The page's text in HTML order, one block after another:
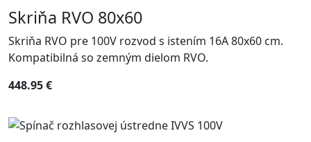
Skriňa RVO 80x60
Skriňa RVO pre 100V rozvod s istením 16A 80x60 cm.
Kompatibilná so zemným dielom RVO.
448.95 €